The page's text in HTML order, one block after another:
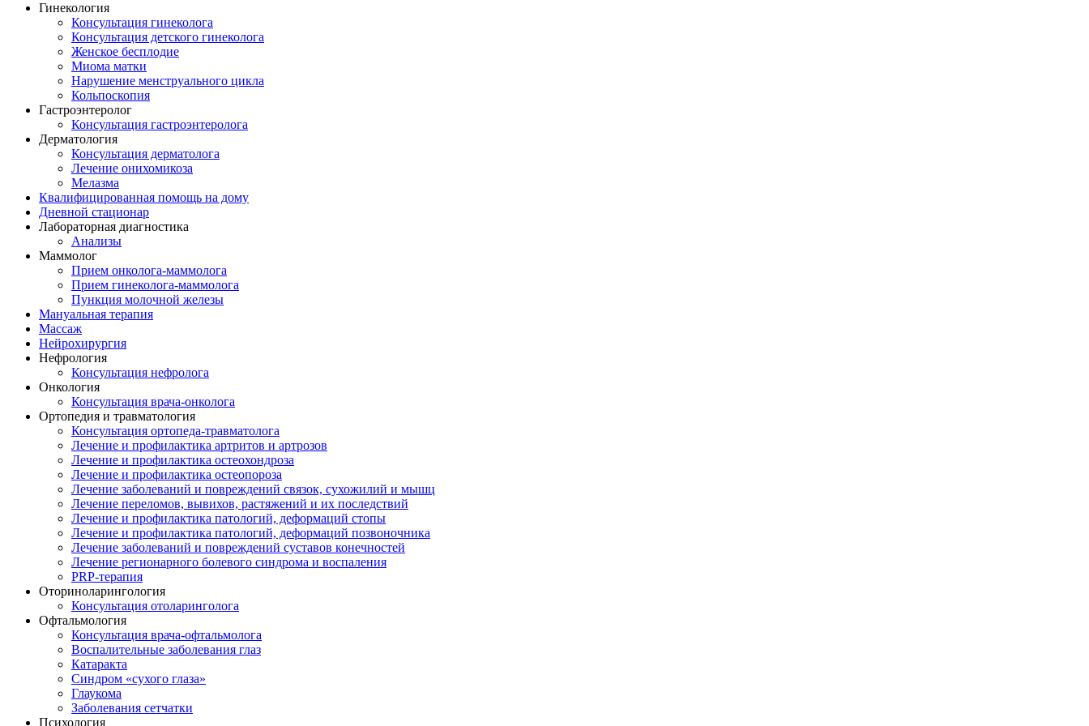
Гинекология
Консультация гинеколога
Консультация детского гинеколога
Женское бесплодие
Миома матки
Нарушение менструального цикла
Кольпоскопия
Гастроэнтеролог
Консультация гастроэнтеролога
Дерматология
Консультация дерматолога
Лечение онихомикоза
Мелазма
Квалифицированная помощь на дому
Дневной стационар
Лабораторная диагностика
Анализы
Маммолог
Прием онколога-маммолога
Прием гинеколога-маммолога
Пункция молочной железы
Мануальная терапия
Массаж
Нейрохирургия
Нефрология
Консультация нефролога
Онкология
Консультация врача-онколога
Ортопедия и травматология
Консультация ортопеда-травматолога
Лечение и профилактика артритов и артрозов
Лечение и профилактика остеохондроза
Лечение и профилактика остеопороза
Лечение заболеваний и повреждений связок, сухожилий и мышц
Лечение переломов, вывихов, растяжений и их последствий
Лечение и профилактика патологий, деформаций стопы
Лечение и профилактика патологий, деформаций позвоночника
Лечение заболеваний и повреждений суставов конечностей
Лечение регионарного болевого синдрома и воспаления
PRP-терапия
Оториноларингология
Консультация отоларинголога
Офтальмология
Консультация врача-офтальмолога
Воспалительные заболевания глаз
Катаракта
Синдром «сухого глаза»
Глаукома
Заболевания сетчатки
Психология